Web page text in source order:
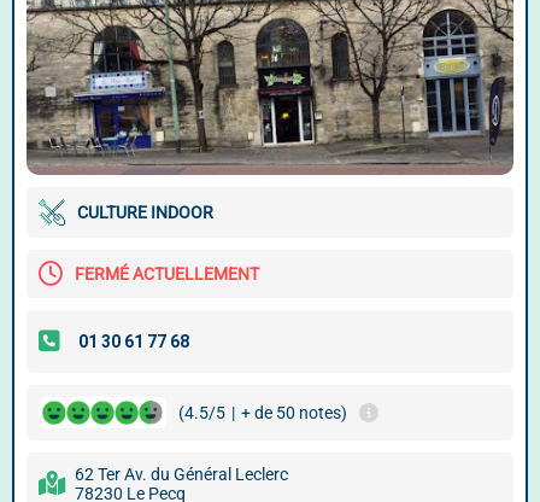
CULTURE INDOOR
FERMÉ ACTUELLEMENT
(4.5/5 | + de 50 notes)
62 Ter Av. du Général Leclerc
78230 Le Pecq